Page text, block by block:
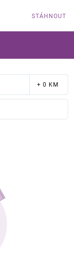
STÁHNOUT
+ 0 KM